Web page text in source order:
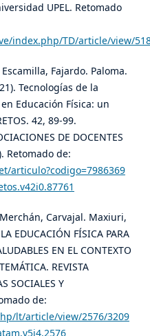
UPEL. Retomado
index.php/TD/article/view/
Fajardo. Paloma.
Tecnologías de la
Educación Física: un
42, 89-99.
DE DOCENTES
Retomado de:
articulo?codigo=7986369
Carvajal. Maxiuri,
EDUCACIÓN FÍSICA PARA
EN EL CONTEXTO
REVISTA
SOCIALES Y
de:
lt/article/view/2576/3209